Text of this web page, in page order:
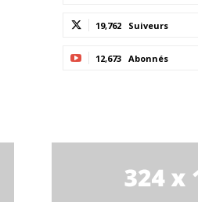
19,762 Suiveurs
12,673 Abonnés